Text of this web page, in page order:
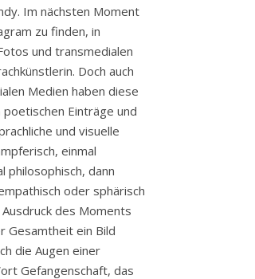
Im nächsten Moment
zu finden, in
und transmedialen
Doch auch
Medien haben diese
Einträge und
und visuelle
einmal
philosophisch, dann
oder sphärisch
des Moments
Gesamtheit ein Bild
die Augen einer
Gefangenschaft, das